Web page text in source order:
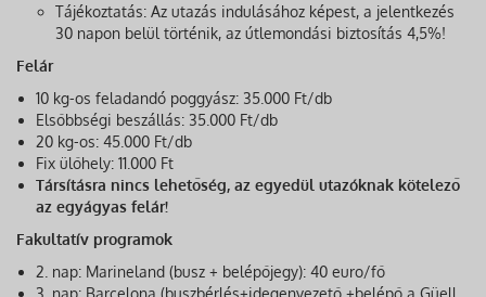
Tájékoztatás: Az utazás indulásához képest, a jelentkezés
30 napon belül történik, az útlemondási biztosítás 4,5%!
Felár
10 kg-os feladandó poggyász: 35.000 Ft/db
Elsőbbségi beszállás: 35.000 Ft/db
20 kg-os: 45.000 Ft/db
Fix ülőhely: 11.000 Ft
Társításra nincs lehetőség, az egyedül utazóknak kötelező
az egyágyas felár!
Fakultatív programok
2. nap: Marineland (busz + belépőjegy): 40 euro/fő
3. nap: Barcelona (buszbérlés+idegenvezető +belépő a Güell